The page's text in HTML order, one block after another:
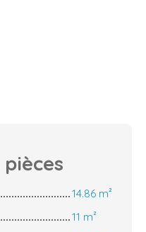
pièces
14.86 m²
11 m²